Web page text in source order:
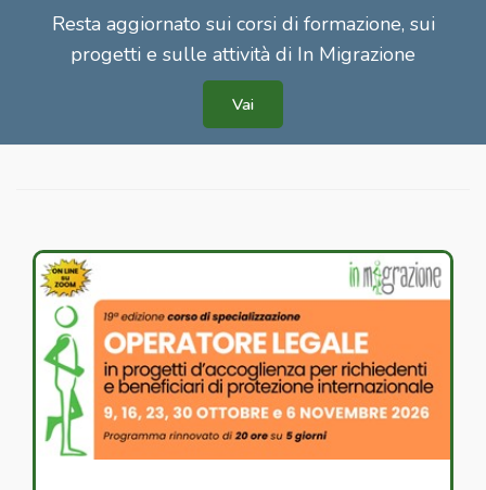
Resta aggiornato sui corsi di formazione, sui
progetti e sulle attività di In Migrazione
Vai